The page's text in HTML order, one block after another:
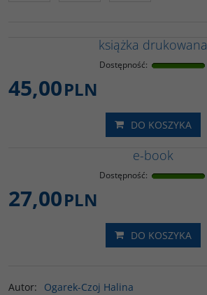
książka drukowana
Dostępność:
45,00PLN
DO KOSZYKA
e-book
Dostępność:
27,00PLN
DO KOSZYKA
Autor: Ogarek-Czoj Halina